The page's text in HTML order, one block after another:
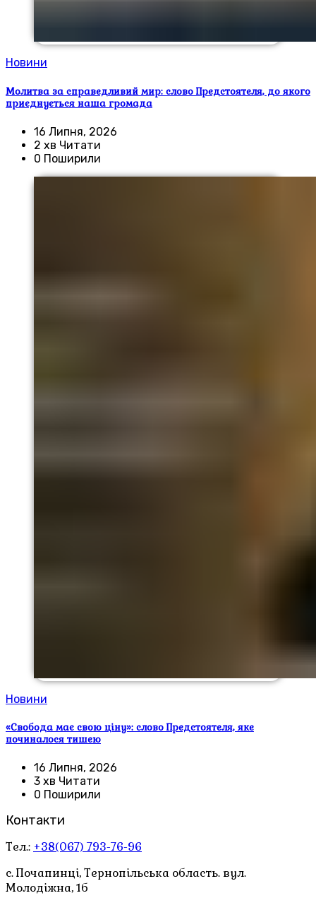
Новини
Молитва за справедливий мир: слово Предстоятеля, до якого
приєднується наша громада
16 Липня, 2026
2 хв Читати
0 Поширили
Новини
«Свобода має свою ціну»: слово Предстоятеля, яке
починалося тишею
16 Липня, 2026
3 хв Читати
0 Поширили
Контакти
Тел.: +38(067) 793-76-96
с. Почапинці, Тернопільська область. вул.
Молодіжна, 1б